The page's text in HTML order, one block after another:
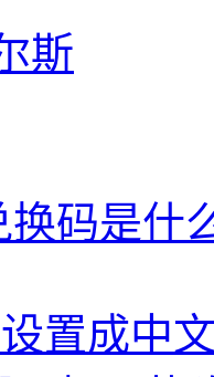
斯
换码是什
置成中